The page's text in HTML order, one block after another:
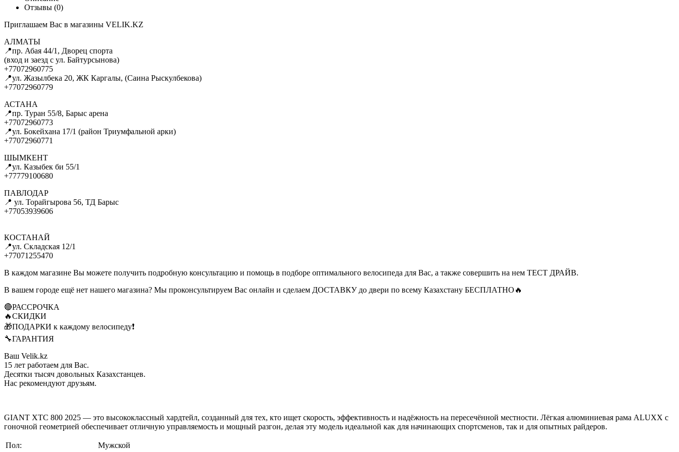
Отзывы (0)
Приглашаем Вас в магазины VELIK.KZ
АЛМАТЫ
📍пр. Абая 44/1, Дворец спорта
(вход и заезд с ул. Байтурсынова)
+77072960775
📍ул. Жазылбека 20, ЖК Каргалы, (Саина Рыскулбекова)
+77072960779
АСТАНА
📍пр. Туран 55/8, Барыс арена
+77072960773
📍ул. Бокейхана 17/1 (район Триумфальной арки)
+77072960771
ШЫМКЕНТ
📍ул. Казыбек би 55/1
+77779100680
ПАВЛОДАР
📍 ул. Торайгырова 56, ТД Барыс
+77053939606
КОСТАНАЙ
📍ул. Складская 12/1
+77071255470
В каждом магазине Вы можете получить подробную консультацию и помощь в подборе оптимального велосипеда для Вас, а также совершить на нем ТЕСТ ДРАЙВ.
В вашем городе ещё нет нашего магазина? Мы проконсультируем Вас онлайн и сделаем ДОСТАВКУ до двери по всему Казахстану БЕСПЛАТНО🔥
🔴РАССРОЧКА
🔥СКИДКИ
🎁ПОДАРКИ к каждому велосипеду❗
🔧ГАРАНТИЯ
Ваш Velik.kz
15 лет работаем для Вас.
Десятки тысяч довольных Казахстанцев.
Нас рекомендуют друзьям.
GIANT XTC 800 2025 — это высококлассный хардтейл, созданный для тех, кто ищет скорость, эффективность и надёжность на пересечённой местности. Лёгкая алюминиевая рама ALUXX с
гоночной геометрией обеспечивает отличную управляемость и мощный разгон, делая эту модель идеальной как для начинающих спортсменов, так и для опытных райдеров.
Пол:
Мужской